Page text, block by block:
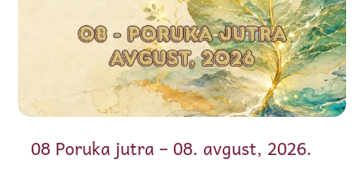
08 Poruka jutra – 08. avgust, 2026.